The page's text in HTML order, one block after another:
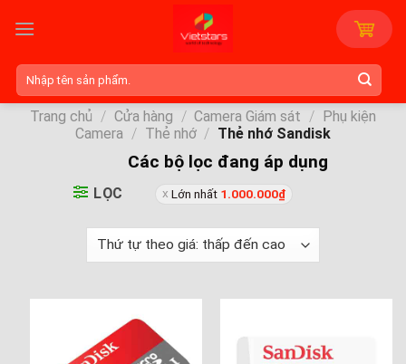
Tìm
kiếm:
Trang chủ / Cửa hàng / Camera Giám sát / Phụ kiện
Camera / Thẻ nhớ / Thẻ nhớ Sandisk
LỌC
Các bộ lọc đang áp dụng
Lớn nhất 1.000.000₫